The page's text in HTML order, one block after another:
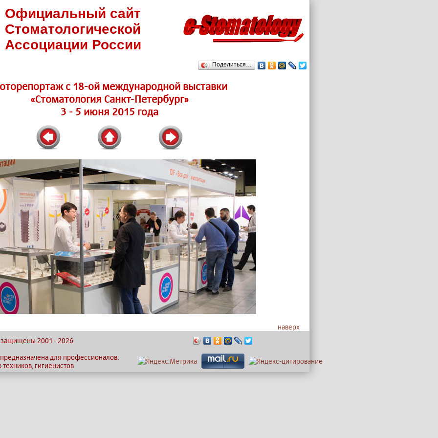
Официальный сайт
Стоматологической
Ассоциации России
Поделиться…
c 18-ой международной выставки
«Стоматология Санкт-Петербург»
3 - 5 июня 2015 года
наверх
защищены 2001 - 2026
для профессионалов:
гигиенистов